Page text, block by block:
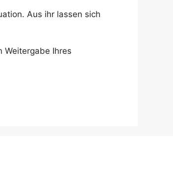
Aus ihr lassen sich
Weitergabe Ihres